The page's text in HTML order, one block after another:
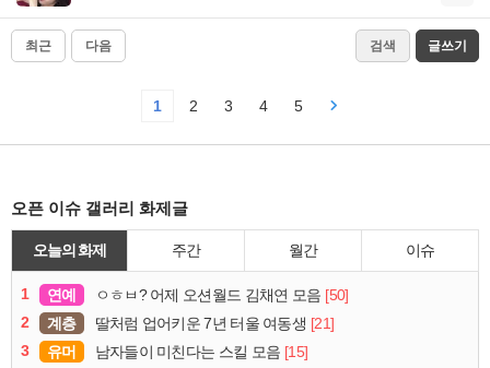
최근 다음 검색 글쓰기
1 2 3 4 5
오픈 이슈 갤러리 화제글
오늘의 화제 주간 월간 이슈
1 연예 ㅇㅎㅂ? 어제 오션월드 김채연 모음 [50]
2
계층 딸처럼 업어키운 7년 터울 여동생 [21]
3
유머 남자들이 미친다는 스킬 모음 [15]